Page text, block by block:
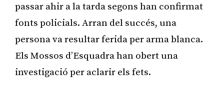
passar ahir a la tarda segons han confirmat
fonts policials. Arran del succés, una
persona va resultar ferida per arma blanca.
Els Mossos d’Esquadra han obert una
investigació per aclarir els fets.